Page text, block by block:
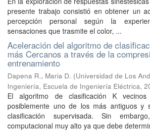
presente trabajo consistió en obtener un
percepción personal según la
sensaciones que trasmite el color, ...
Aceleración del algoritmo de
más Cercanos a través de la
entrenamiento
Dapena R., Maria D. (Universidad de Los
Ingeniería, Escuela de Ingeniería Eléctrica,
El algoritmo de clasificación K
posiblemente uno de los más antiguos y
clasificación supervisada. Sin
computacional muy alto ya que debe